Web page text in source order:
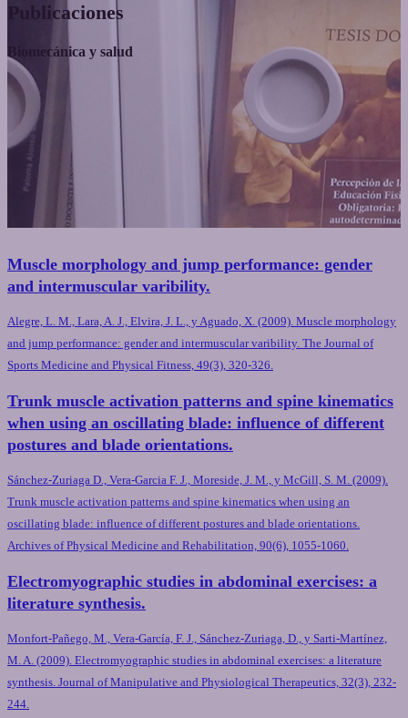
Publicaciones
Biomecánica y salud
Muscle morphology and jump performance: gender
and intermuscular varibility.
Alegre, L. M., Lara, A. J., Elvira, J. L., y Aguado, X. (2009). Muscle morphology
and jump performance: gender and intermuscular varibility. The Journal of
Sports Medicine and Physical Fitness, 49(3), 320-326.
Trunk muscle activation patterns and spine kinematics
when using an oscillating blade: influence of different
postures and blade orientations.
Sánchez-Zuriaga D., Vera-Garcia F. J., Moreside, J. M., y McGill, S. M. (2009).
Trunk muscle activation patterns and spine kinematics when using an
oscillating blade: influence of different postures and blade orientations.
Archives of Physical Medicine and Rehabilitation, 90(6), 1055-1060.
Electromyographic studies in abdominal exercises: a
literature synthesis.
Monfort-Pañego, M., Vera-García, F. J., Sánchez-Zuriaga, D., y Sarti-Martínez,
M. A. (2009). Electromyographic studies in abdominal exercises: a literature
synthesis. Journal of Manipulative and Physiological Therapeutics, 32(3), 232-
244.